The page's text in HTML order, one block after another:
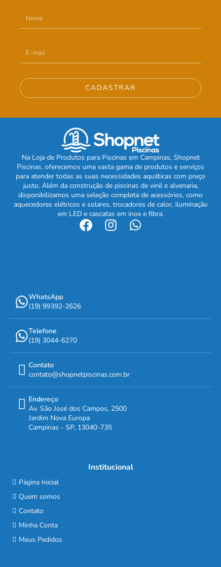
CADASTRAR
Na Loja de Produtos para Piscinas em Campinas, Shopnet
Piscinas, oferecemos uma vasta gama de produtos e serviços
para atender todas as suas necessidades aquáticas com preço
justo. Além da construção de piscinas de vinil e alvenaria,
disponibilizamos uma seleção completa de acessórios, como
aquecedores elétricos e solares, trocadores de calor, iluminação
em LED e cascatas em inox e fibra.
WhatsApp
(19) 99392-2626
Telefone
(19) 3044-6270
Contato
contato@shopnetpiscinas.com.br
Endereço
Av. São José dos Campos, 2500
Jardim Nova Europa
Campinas - SP, 13040-735
Institucional
Página Inicial
Quem somos
Contato
Minha Conta
Meus Pedidos